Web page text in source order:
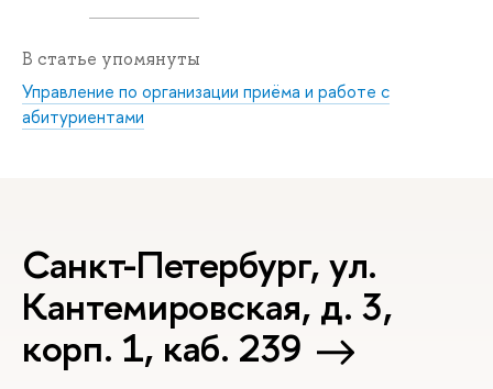
В статье упомянуты
Управление по организации приёма и работе с
абитуриентами
Санкт-Петербург, ул.
Кантемировская, д. 3,
корп. 1, каб. 239